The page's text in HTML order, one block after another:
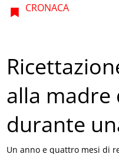
CRONACA
alla madre
durante
Un anno e quattro mesi di